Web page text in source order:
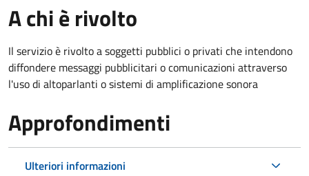
A chi è rivolto
Il servizio è rivolto a soggetti pubblici o privati che intendono
diffondere messaggi pubblicitari o comunicazioni attraverso
l'uso di altoparlanti o sistemi di amplificazione sonora
Approfondimenti
Ulteriori informazioni